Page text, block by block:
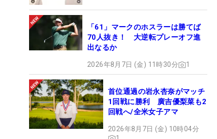
「61」マークのホスラーは勝てば
70人抜き！ 大逆転プレーオフ進
出なるか
2026年8月7日 (金) 11時30分 1
首位通過の岩永杏奈がマッチ
1回戦に勝利 廣吉優梨菜も2
回戦へ/全米女子アマ
2026年8月7日 (金) 10時04分